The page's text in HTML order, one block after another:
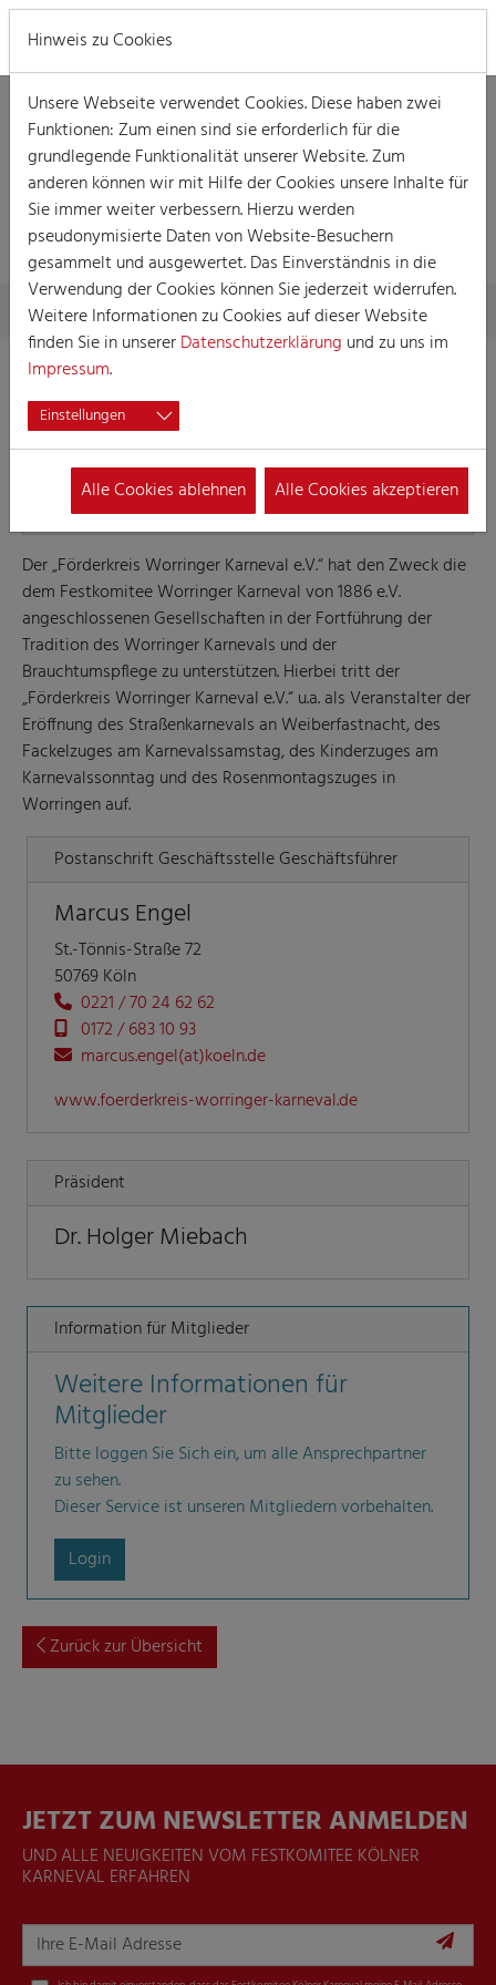
DETAILLIERTE
INFORMATIONEN
Skip to main content
You are here:
Home Detaillierte Informationen
Worringer Karneval
e.V.
Der „Förderkreis Worringer Karneval e.V.“ hat den Zweck die
dem Festkomitee Worringer Karneval von 1886 e.V.
angeschlossenen Gesellschaften in der Fortführung der
Tradition des Worringer Karnevals und der
Brauchtumspflege zu unterstützen. Hierbei tritt der
„Förderkreis Worringer Karneval e.V.“ u.a. als Veranstalter der
Eröffnung des Straßenkarnevals an Weiberfastnacht, des
Fackelzuges am Karnevalssamstag, des Kinderzuges am
Karnevalssonntag und des Rosenmontagszuges in
Worringen auf.
Postanschrift Geschäftsstelle Geschäftsführer
Marcus Engel
St.-Tönnis-Straße 72
50769 Köln
0221 / 70 24 62 62
0172 / 683 10 93
marcus.engel(at)koeln.de
www.foerderkreis-worringer-karneval.de
Präsident
Dr. Holger Miebach
Information für Mitglieder
Weitere Informationen für
Mitglieder
Bitte loggen Sie Sich ein, um alle Ansprechpartner
zu sehen.
Dieser Service ist unseren Mitgliedern vorbehalten.
Login
Zurück zur Übersicht
JETZT ZUM NEWSLETTER ANMELDEN
UND ALLE NEUIGKEITEN VOM FESTKOMITEE KÖLNER
KARNEVAL ERFAHREN
Hinweis zu Cookies
Unsere Webseite verwendet Cookies. Diese haben zwei
Funktionen: Zum einen sind sie erforderlich für die
grundlegende Funktionalität unserer Website. Zum
anderen können wir mit Hilfe der Cookies unsere Inhalte für
Sie immer weiter verbessern. Hierzu werden
pseudonymisierte Daten von Website-Besuchern
gesammelt und ausgewertet. Das Einverständnis in die
Verwendung der Cookies können Sie jederzeit widerrufen.
Weitere Informationen zu Cookies auf dieser Website
finden Sie in unsererDatenschutzerklärung und zu uns im
Impressum.
Einstellungen
Alle Cookies ablehnen Alle Cookies akzeptieren